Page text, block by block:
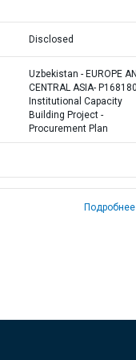
Disclosed
Uzbekistan - EUROPE
CENTRAL ASIA-
Institutional Capacity
Building Project -
Procurement Plan
Подробнее